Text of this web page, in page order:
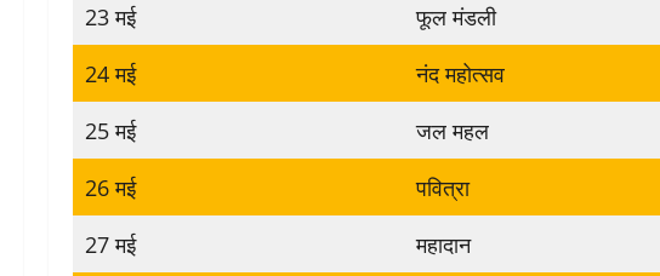
23 मई
फूल मंडली
24 मई
नंद महोत्सव
25 मई
जल महल
26 मई
पवित्रा
27 मई
महादान